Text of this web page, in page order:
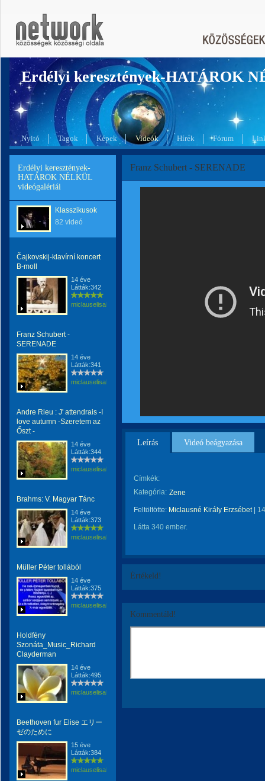
Erdélyi keresztények-HATÁROK
Nyitó Tagok Képek Videók Hírek Fórum
Erdélyi keresztények-
HATÁROK NÉLKÜL
videógalériái
Klasszikusok
82 videó
Čajkovskij-klavírní koncert
B-moll
14 éve
Látták:342
miclauselisabeta
Franz Schubert -
SERENADE
14 éve
Látták:341
miclauselisabeta
Andre Rieu : J' attendrais -I
love autumn -Szeretem az
Őszt -
14 éve
Látták:344
miclauselisabeta
Brahms: V. Magyar Tánc
14 éve
Látták:373
miclauselisabeta
Müller Péter tollából
14 éve
Látták:375
miclauselisabeta
Holdfény
Szonáta_Music_Richard
Clayderman
14 éve
Látták:495
miclauselisabeta
Beethoven fur Elise エリー
ゼのために
15 éve
Látták:384
miclauselisabeta
Franz Schubert - SERENADE
Leírás Videó beágyazása
Címkék:
Kategória: Zene
Feltöltötte: Miclausné Király Erzsébet|
Látta 340 ember.
Értékeld!
Kommentáld!